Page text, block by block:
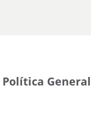
General